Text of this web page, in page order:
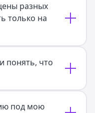
разных
только на
понять, что
под мою